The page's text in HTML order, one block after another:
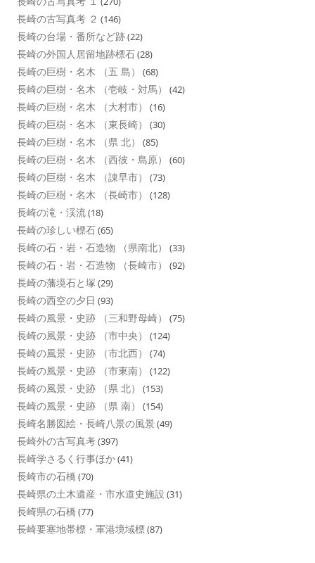
長崎の古写真考 ２ (146)
長崎の台場・番所など跡(22)
長崎の外国人居留地跡標石(28)
長崎の巨樹・名木 （五 島） (68)
長崎の巨樹・名木 （壱岐・対馬） (42)
長崎の巨樹・名木 （大村市） (16)
長崎の巨樹・名木 （東長崎） (30)
長崎の巨樹・名木 （県 北） (85)
長崎の巨樹・名木 （西彼・島原） (60)
長崎の巨樹・名木 （諌早市） (73)
長崎の巨樹・名木 （長崎市） (128)
長崎の滝・渓流(18)
長崎の珍しい標石(65)
長崎の石・岩・石造物 （県南北） (33)
長崎の石・岩・石造物 （長崎市） (92)
長崎の藩境石と塚 (29)
長崎の西空の夕日 (93)
長崎の風景・史跡 （三和野母崎） (75)
長崎の風景・史跡 （市中央） (124)
長崎の風景・史跡 （市北西） (74)
長崎の風景・史跡 （市東南） (122)
長崎の風景・史跡 （県 北） (153)
長崎の風景・史跡 （県 南） (154)
長崎名勝図絵・長崎八景の風景 (49)
長崎外の古写真考(397)
長崎学さるく行事ほか(41)
長崎市の石橋 (70)
長崎県の土木遺産・市水道史施設 (31)
長崎県の石橋 (77)
長崎要塞地帯標・軍港境域標(87)